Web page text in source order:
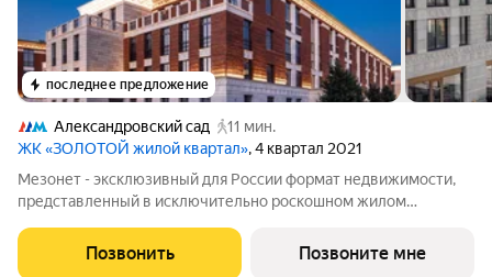
последнее предложение
Александровский сад
11 мин.
ЖК «ЗОЛОТОЙ жилой квартал», 4 квартал 2021
Мезонет - эксклюзивный для России формат недвижимости,
представленный в исключительно роскошном жилом
загородной жизни - в сердце российской истории, в проекте от
лучших российских
Позвонить Позвоните мне